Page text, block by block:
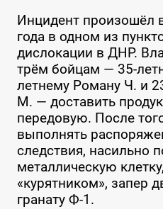
Инцидент произошёл
года в одном из
дислокации в ДНР.
трём бойцам — 35-
летнему Роману Ч. и
М. — доставить
передовую. После
выполнять
следствия, насильно
металлическую
«курятником», запер
гранату Ф-1.